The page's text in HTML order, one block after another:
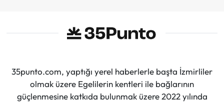
35punto.com, yaptığı yerel haberlerle başta İzmirliler
olmak üzere Egelilerin kentleri ile bağlarının
güçlenmesine katkıda bulunmak üzere 2022 yılında